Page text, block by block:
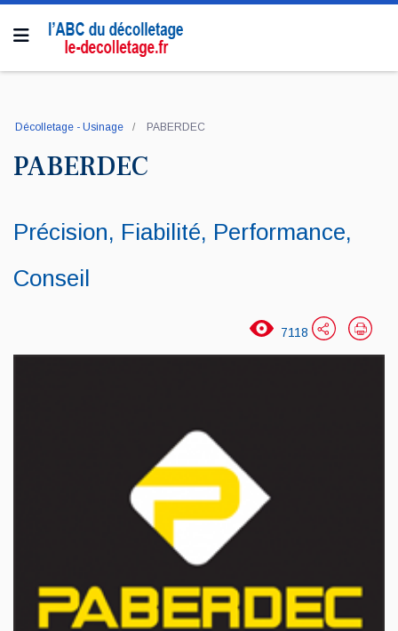
Décolletage - Usinage PABERDEC
PABERDEC
Précision, Fiabilité, Performance,
Conseil
7118